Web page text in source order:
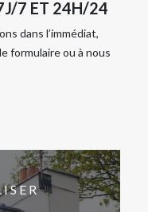
7 ET 24H/24
dans l’immédiat,
formulaire ou à nous